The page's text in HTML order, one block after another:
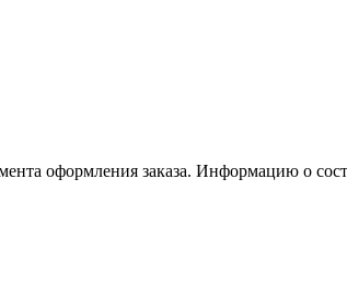
оформления заказа. Информацию о